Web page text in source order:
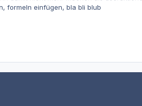
formeln einfügen, bla bli blub